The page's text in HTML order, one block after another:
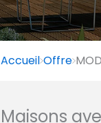
Accueil Offre
Maisons